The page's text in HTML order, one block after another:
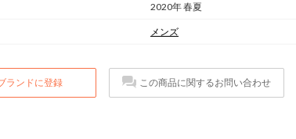
2020年 春夏
メンズ
ランドに登録 この商品に関するお問い合わせ